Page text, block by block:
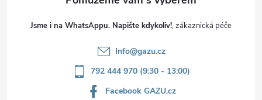
Jsme i na WhatsAppu. Napište kdykoliv!
Info@gazu.cz
792 444 970 (9:30 - 13:00)
Facebook GAZU.cz